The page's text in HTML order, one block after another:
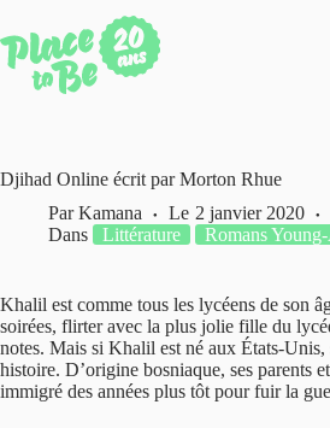
au
contenu
Djihad Online écrit par Morton Rhue
Par Kamana Le 2 janvier 2020
Dans
Littérature Romans
Khalil est comme tous les lycéens de son
soirées, flirter avec la plus jolie fille du
notes. Mais si Khalil est né aux États-Unis,
histoire. D’origine bosniaque, ses parents
immigré des années plus tôt pour fuir la